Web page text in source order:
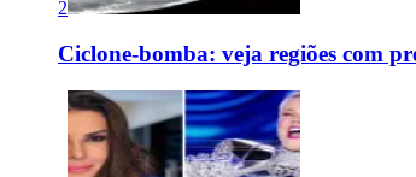
2
Ciclone-bomba: veja regiões com